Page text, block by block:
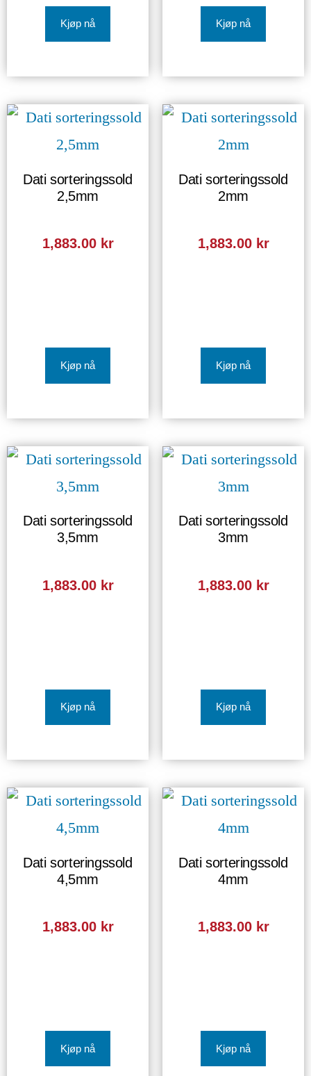
Kjøp nå Kjøp nå
Dati sorteringssold
2,5mm
1,883.00 kr
Kjøp nå
Dati sorteringssold
2mm
1,883.00 kr
Kjøp nå
Dati sorteringssold
3,5mm
1,883.00 kr
Kjøp nå
Dati sorteringssold
3mm
1,883.00 kr
Kjøp nå
Dati sorteringssold
4,5mm
1,883.00 kr
Kjøp nå
Dati sorteringssold
4mm
1,883.00 kr
Kjøp nå